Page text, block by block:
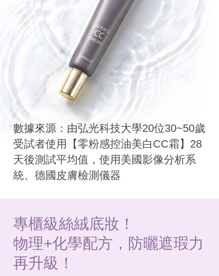
數據來源：由弘光科技大學20位30~50歲
受試者使用【零粉感控油美白CC霜】28
天後測試平均值，使用美國影像分析系
統、德國皮膚檢測儀器
專櫃級絲絨底妝！
物理+化學配方，防曬遮瑕力
再升級！